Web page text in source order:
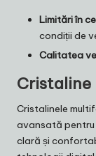
Limitări în
condiții de
Calitatea
Cristalinele
avansată pentru
clară și